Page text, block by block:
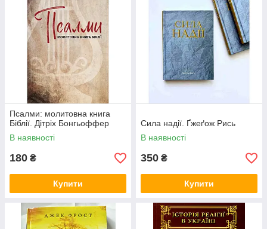
Псалми: молитовна книга
Біблії. Дітріх Бонгьоффер
В наявності
180 ₴
Купити
Сила надії. Ґжеґож Рись
В наявності
350 ₴
Купити